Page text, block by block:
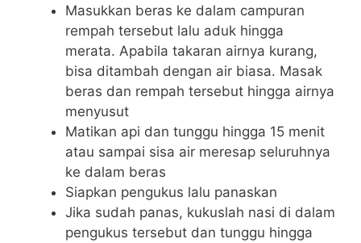
Masukkan beras ke dalam campuran
rempah tersebut lalu aduk hingga
merata. Apabila takaran airnya kurang,
bisa ditambah dengan air biasa. Masak
beras dan rempah tersebut hingga airnya
menyusut
Matikan api dan tunggu hingga 15 menit
atau sampai sisa air meresap seluruhnya
ke dalam beras
Siapkan pengukus lalu panaskan
Jika sudah panas, kukuslah nasi di dalam
pengukus tersebut dan tunggu hingga